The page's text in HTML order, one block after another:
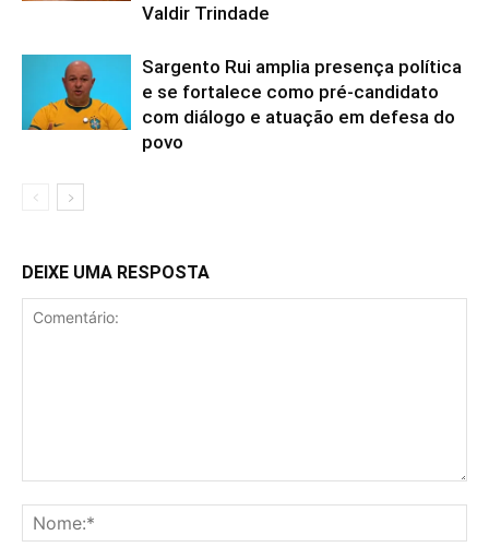
Valdir Trindade
Sargento Rui amplia presença política
e se fortalece como pré-candidato
com diálogo e atuação em defesa do
povo
DEIXE UMA RESPOSTA